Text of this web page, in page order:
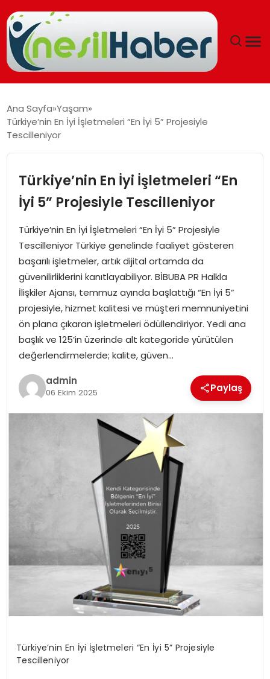
GÜNCEL
EĞITIM
SOSYAL HABER
SPOR
EKONOMI
MAGAZIN
TEKNOLOJI
Ana Sayfa Yaşam
Türkiye’nin En İyi İşletmeleri “En İyi 5” Projesiyle
Tescilleniyor
Türkiye’nin En İyi İşletmeleri “En
İyi 5” Projesiyle Tescilleniyor
Türkiye’nin En İyi İşletmeleri “En İyi 5” Projesiyle
Tescilleniyor Türkiye genelinde faaliyet gösteren
başarılı işletmeler, artık dijital ortamda da
güvenilirliklerini kanıtlayabiliyor. BİBUBA PR Halkla
İlişkiler Ajansı, temmuz ayında başlattığı “En İyi 5”
projesiyle, hizmet kalitesi ve müşteri memnuniyetini
ön plana çıkaran işletmeleri ödüllendiriyor. Yedi ana
başlık ve 125’in üzerinde alt kategoride yürütülen
değerlendirmelerde; kalite, güven…
admin
06 Ekim 2025 Paylaş
Türkiye’nin En İyi İşletmeleri “En İyi 5” Projesiyle
Tescilleniyor